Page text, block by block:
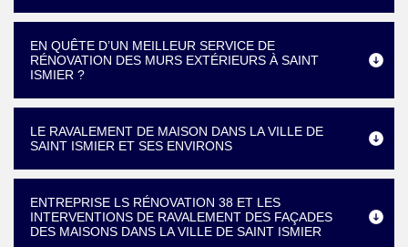
EN QUÊTE D’UN MEILLEUR SERVICE DE
RÉNOVATION DES MURS EXTÉRIEURS À SAINT
ISMIER ?
LE RAVALEMENT DE MAISON DANS LA VILLE DE
SAINT ISMIER ET SES ENVIRONS
ENTREPRISE LS RÉNOVATION 38 ET LES
INTERVENTIONS DE RAVALEMENT DES FAÇADES
DES MAISONS DANS LA VILLE DE SAINT ISMIER